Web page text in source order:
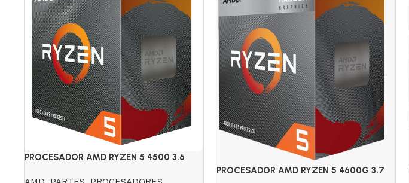
PROCESADOR AMD RYZEN 5 4500 3.6
PROCESADOR AMD RYZEN 5 4600G 3.7